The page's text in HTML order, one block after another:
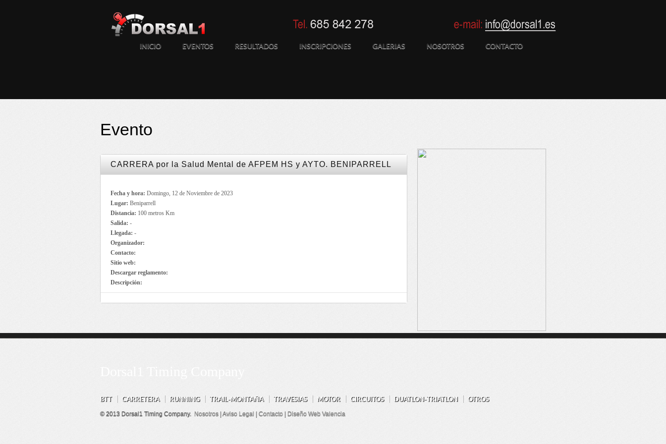
INICIO EVENTOS RESULTADOS INSCRIPCIONES GALERIAS NOSOTROS CONTACTO
Evento
CARRERA por la Salud Mental de AFPEM HS y AYTO. BENIPARRELL
Fecha y hora: Domingo, 12 de Noviembre de 2023
Lugar: Beniparrell
Distancia: 100 metros Km
Salida: -
Llegada: -
Organizador:
Contacto:
Sitio web:
Descargar reglamento:
Descripción:
BTT CARRETERA RUNNING TRAIL-MONTAÑA TRAVESIAS MOTOR CIRCUITOS DUATLON-TRIATLON OTROS
© 2013 Dorsal1 Timing Company. Nosotros |Aviso Legal | Contacto | Diseño Web Valencia